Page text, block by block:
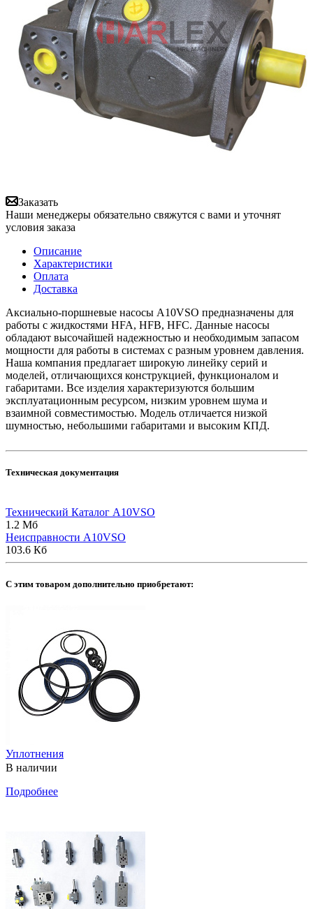
Заказать
Наши менеджеры обязательно свяжутся с вами и уточнят
условия заказа
Описание
Характеристики
Оплата
Доставка
Аксиально-поршневые насосы A10VSO предназначены для
работы с жидкостями HFA, HFB, HFC. Данные насосы
обладают высочайшей надежностью и необходимым запасом
мощности для работы в системах с разным уровнем давления.
Наша компания предлагает широкую линейку серий и
моделей, отличающихся конструкцией, функционалом и
габаритами. Все изделия характеризуются большим
эксплуатационным ресурсом, низким уровнем шума и
взаимной совместимостью. Модель отличается низкой
шумностью, небольшими габаритами и высоким КПД.
Техническая документация
Технический Каталог A10VSO
1.2 Мб
Неисправности A10VSO
103.6 Кб
C этим товаром дополнительно приобретают:
Уплотнения
В наличии
Подробнее